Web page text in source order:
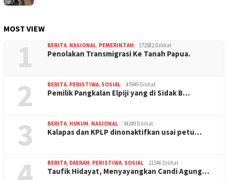
MOST VIEW
1 BERITA, NASIONAL, PEMERINTAH 172582 Dilihat
Penolakan Transmigrasi Ke Tanah Papua.
2 BERITA, PERISTIWA, SOSIAL 47949 Dilihat
Pemilik Pangkalan Elpiji yang di Sidak B…
3 BERITA, HUKUM, NASIONAL 34249 Dilihat
Kalapas dan KPLP dinonaktifkan usai petu…
BERITA, DAERAH, PERISTIWA, SOSIAL 21546 Dilihat
Taufik Hidayat, Menyayangkan Candi Agung…